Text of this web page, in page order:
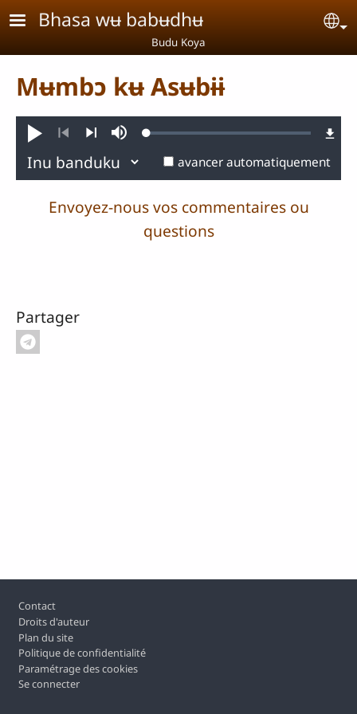
Aller au contenu principal
Bhasa wʉ babʉdhʉ
Budu Koya
Mʉmbɔ kʉ Asʉbɨɨ
Jouer
PrécédentSuivant
SourdineLoaded:
avancer automatiquement
Envoyez-nous vos commentaires ou
questions
Partager
Pied de page
Contact
Droits d'auteur
Plan du site
Politique de confidentialité
Paramétrage des cookies
Se connecter